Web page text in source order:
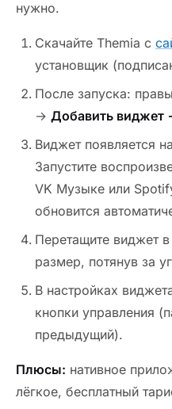
нужно.
Скачайте Themia с
установщик
После запуска:
→ Добавить виджет
Виджет появляется
Запустите
VK Музыке или
обновится
Перетащите виджет
размер, потянув за
В настройках
кнопки управления
предыдущий).
Плюсы: нативное
лёгкое, бесплатный